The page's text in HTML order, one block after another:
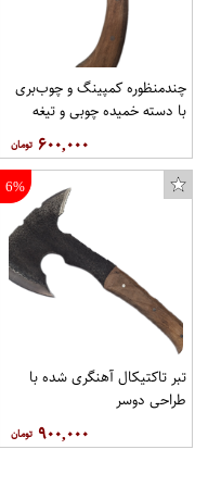
چندمنظوره کمپینگ و چوب‌بری
با دسته خمیده چوبی و تیغه
۶۰۰,۰۰۰
6%
تبر تاکتیکال آهنگری شده با
طراحی دوسر
۹۰۰,۰۰۰